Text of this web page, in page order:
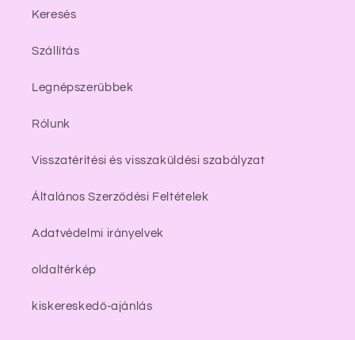
Keresés
Szállítás
Legnépszerűbbek
Rólunk
Visszatérítési és visszaküldési szabályzat
Általános Szerződési Feltételek
Adatvédelmi irányelvek
oldaltérkép
kiskereskedő-ajánlás